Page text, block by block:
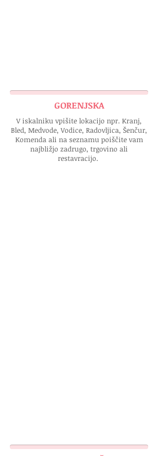
GORENJSKA
V iskalniku vpišite lokacijo npr. Kranj,
Bled, Medvode, Vodice, Radovljica, Šenčur,
Komenda ali na seznamu poiščite vam
najbližjo zadrugo, trgovino ali
restavracijo.